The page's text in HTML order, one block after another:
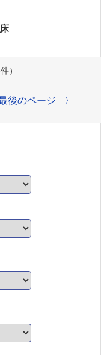
）
後のページ 〉